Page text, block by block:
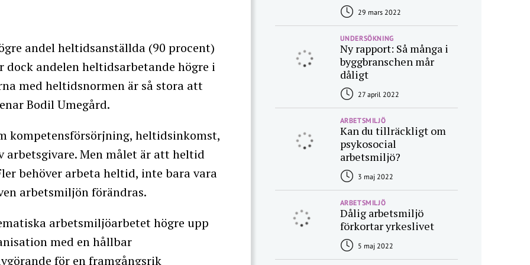
andel heltidsanställda (90 procent)
dock andelen heltidsarbetande högre i
med heltidsnormen är så stora att
Bodil Umegård.
kompetensförsörjning, heltidsinkomst,
Men målet är att heltid
behöver arbeta heltid, inte bara vara
arbetsmiljön förändras.
arbetsmiljöarbetet högre upp
med en hållbar
för en framgångsrik
29 mars 2022
UNDERSÖKNING
Ny rapport: Så många i
byggbranschen mår
dåligt
27 april 2022
ARBETSMILJÖ
Kan du tillräckligt om
psykosocial
arbetsmiljö?
3 maj 2022
ARBETSMILJÖ
Dålig arbetsmiljö
förkortar yrkeslivet
5 maj 2022